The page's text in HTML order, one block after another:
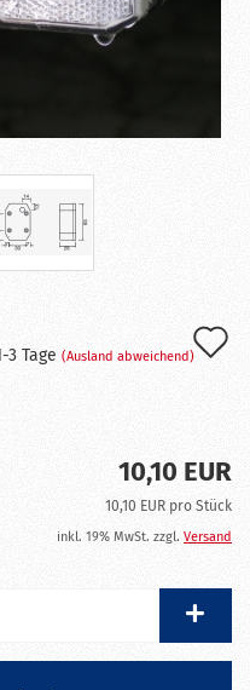
Tage (Ausland abweichend)
10,10 EUR
10,10 EUR pro Stück
inkl. 19% MwSt. zzgl. Versand